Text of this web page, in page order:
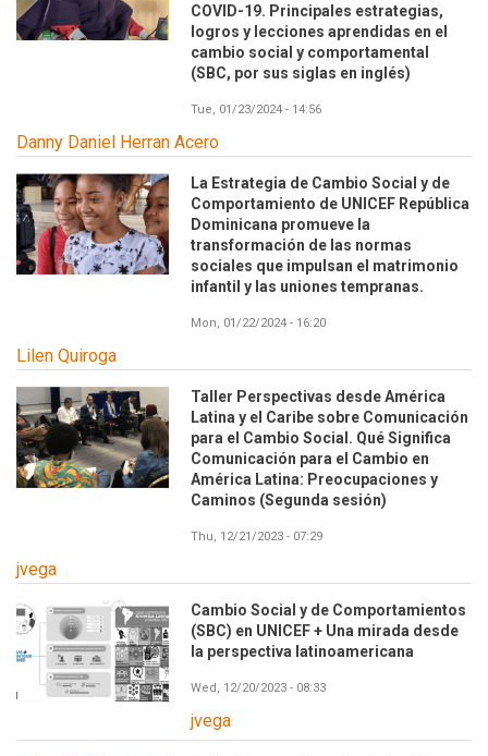
COVID-19. Principales estrategias,
logros y lecciones aprendidas en el
cambio social y comportamental
(SBC, por sus siglas en inglés)
Tue, 01/23/2024 - 14:56
Danny Daniel Herran Acero
La Estrategia de Cambio Social y de
Comportamiento de UNICEF República
Dominicana promueve la
transformación de las normas
sociales que impulsan el matrimonio
infantil y las uniones tempranas.
Mon, 01/22/2024 - 16:20
Lilen Quiroga
Taller Perspectivas desde América
Latina y el Caribe sobre Comunicación
para el Cambio Social. Qué Significa
Comunicación para el Cambio en
América Latina: Preocupaciones y
Caminos (Segunda sesión)
Thu, 12/21/2023 - 07:29
jvega
Cambio Social y de Comportamientos
(SBC) en UNICEF + Una mirada desde
la perspectiva latinoamericana
Wed, 12/20/2023 - 08:33
jvega